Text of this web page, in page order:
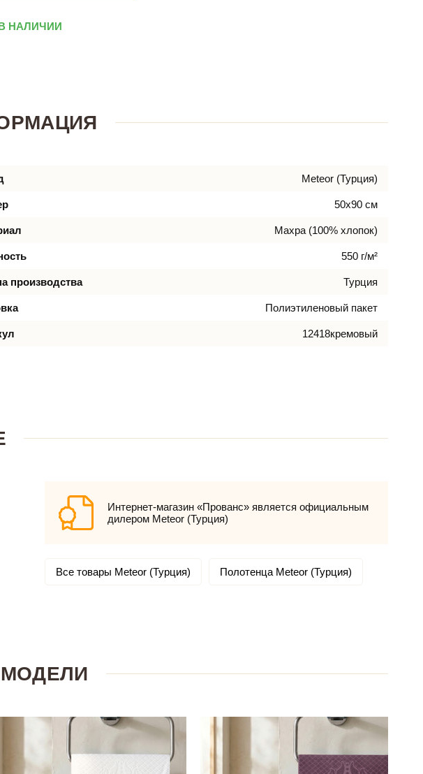
НАЛИЧИИ
Meteor (Турция)
50х90 см
Махра (100% хлопок)
550 г/м²
производства Турция
Полиэтиленовый пакет
12418кремовый
Интернет-магазин «Прованс» является официальным
дилером Meteor (Турция)
Все товары Meteor (Турция) Полотенца Meteor (Турция)